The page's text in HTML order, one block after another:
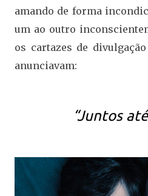
amando de forma
um ao outro
os cartazes de
anunciavam:
“Juntos